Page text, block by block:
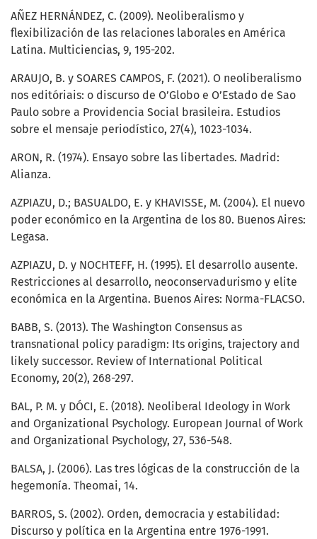
AÑEZ HERNÁNDEZ, C. (2009). Neoliberalismo y
flexibilización de las relaciones laborales en América
Latina. Multiciencias, 9, 195-202.
ARAUJO, B. y SOARES CAMPOS, F. (2021). O neoliberalismo
nos editóriais: o discurso de O’Globo e O’Estado de Sao
Paulo sobre a Providencia Social brasileira. Estudios
sobre el mensaje periodístico, 27(4), 1023-1034.
ARON, R. (1974). Ensayo sobre las libertades. Madrid:
Alianza.
AZPIAZU, D.; BASUALDO, E. y KHAVISSE, M. (2004). El nuevo
poder económico en la Argentina de los 80. Buenos Aires:
Legasa.
AZPIAZU, D. y NOCHTEFF, H. (1995). El desarrollo ausente.
Restricciones al desarrollo, neoconservadurismo y elite
económica en la Argentina. Buenos Aires: Norma-FLACSO.
BABB, S. (2013). The Washington Consensus as
transnational policy paradigm: Its origins, trajectory and
likely successor. Review of International Political
Economy, 20(2), 268-297.
BAL, P. M. y DÓCI, E. (2018). Neoliberal Ideology in Work
and Organizational Psychology. European Journal of Work
and Organizational Psychology, 27, 536-548.
BALSA, J. (2006). Las tres lógicas de la construcción de la
hegemonía. Theomai, 14.
BARROS, S. (2002). Orden, democracia y estabilidad:
Discurso y política en la Argentina entre 1976-1991.